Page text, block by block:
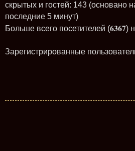
скрытых и гостей: 143 (основано
последние 5 минут)
Больше всего посетителей (6367)
Зарегистрированные